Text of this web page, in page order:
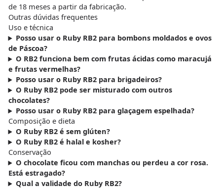
de 18 meses a partir da fabricação.
Outras dúvidas frequentes
Uso e técnica
Posso usar o Ruby RB2 para bombons moldados e ovos
de Páscoa?
O RB2 funciona bem com frutas ácidas como maracujá
e frutas vermelhas?
Posso usar o Ruby RB2 para brigadeiros?
O Ruby RB2 pode ser misturado com outros
chocolates?
Posso usar o Ruby RB2 para glaçagem espelhada?
Composição e dieta
O Ruby RB2 é sem glúten?
O Ruby RB2 é halal e kosher?
Conservação
O chocolate ficou com manchas ou perdeu a cor rosa.
Está estragado?
Qual a validade do Ruby RB2?